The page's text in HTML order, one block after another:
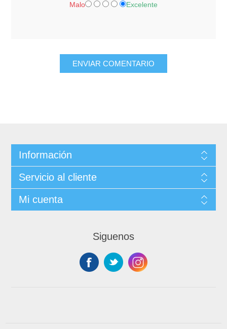
Malo Excelente
ENVIAR COMENTARIO
Información
Servicio al cliente
Mi cuenta
Siguenos